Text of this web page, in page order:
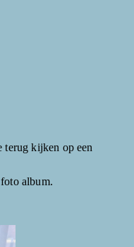
terug kijken op een
album.